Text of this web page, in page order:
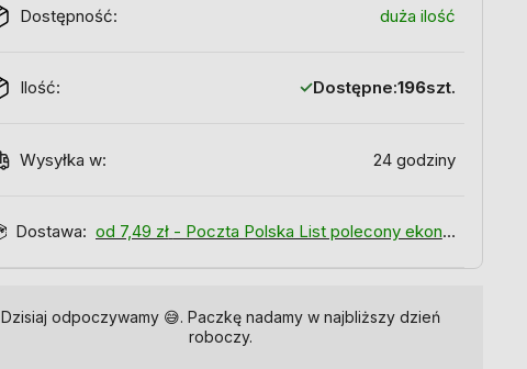
Dostępność: duża ilość
Ilość: Dostępne:196szt.
Wysyłka w: 24 godziny
Dostawa: od 7,49 zł - Poczta Polska List polecony ekonomiczny
Dzisiaj odpoczywamy 😅. Paczkę nadamy w najbliższy dzień
roboczy.